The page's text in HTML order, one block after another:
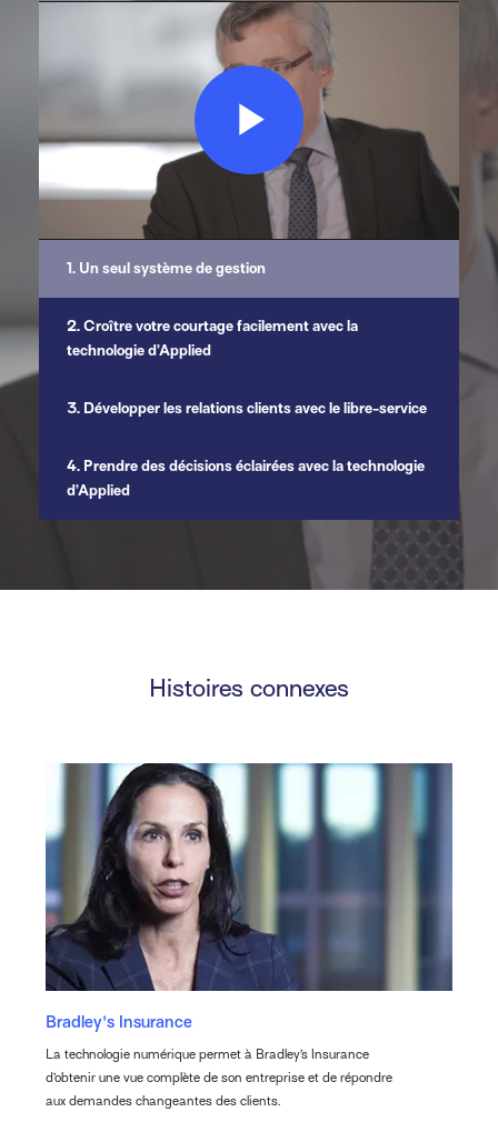
Play
Video
1. Un seul système de gestion
2. Croître votre courtage facilement avec la
technologie d’Applied
3. Développer les relations clients avec le libre-service
4. Prendre des décisions éclairées avec la technologie
d’Applied
Histoires connexes
Bradley's Insurance
La technologie numérique permet à Bradley’s Insurance
d’obtenir une vue complète de son entreprise et de répondre
aux demandes changeantes des clients.